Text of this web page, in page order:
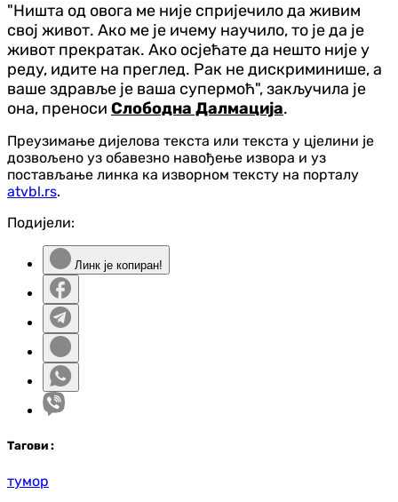
"Ништа од овога ме није спријечило да живим
свој живот. Ако ме је ичему научило, то је да је
живот прекратак. Ако осјећате да нешто није у
реду, идите на преглед. Рак не дискриминише, а
ваше здравље је ваша супермоћ", закључила је
она, преноси Слободна Далмација.
Преузимање дијелова текста или текста у цјелини је
дозвољено уз обавезно навођење извора и уз
постављање линка ка изворном тексту на порталу
atvbl.rs.
Подијели:
Линк је копиран!
Тагови :
тумор